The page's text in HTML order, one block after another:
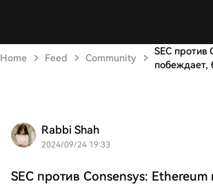
Home Feed Community
SEC против
побеждает,
Rabbi Shah
2024/09/24 19:33
SEC против Consensys: